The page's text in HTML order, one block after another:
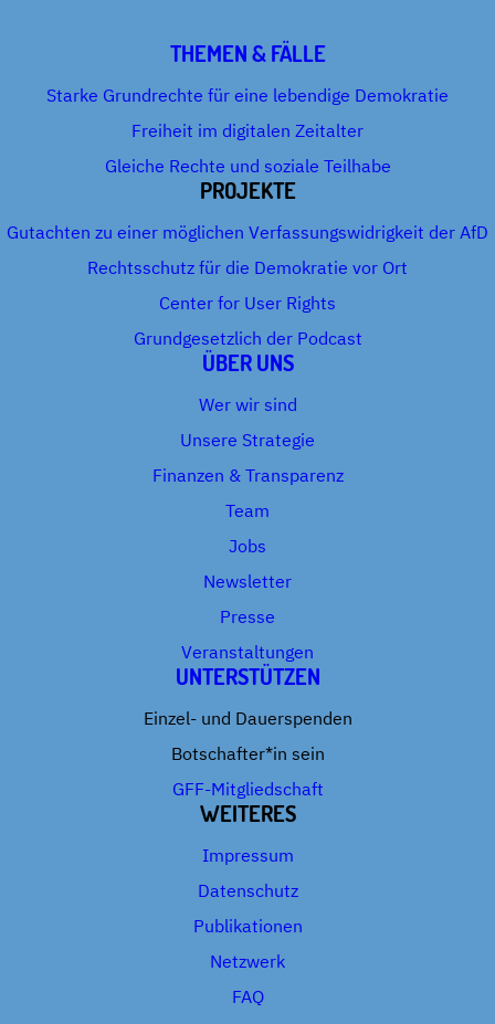
THEMEN & FÄLLE
Starke Grundrechte für eine lebendige Demokratie
Freiheit im digitalen Zeitalter
Gleiche Rechte und soziale Teilhabe
PROJEKTE
Gutachten zu einer möglichen Verfassungswidrigkeit der AfD
Rechtsschutz für die Demokratie vor Ort
Center for User Rights
Grundgesetzlich der Podcast
ÜBER UNS
Wer wir sind
Unsere Strategie
Finanzen & Transparenz
Team
Jobs
Newsletter
Presse
Veranstaltungen
UNTERSTÜTZEN
Einzel- und Dauerspenden
Botschafter*in sein
GFF-Mitgliedschaft
WEITERES
Impressum
Datenschutz
Publikationen
Netzwerk
FAQ